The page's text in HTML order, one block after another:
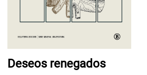
Deseos renegados